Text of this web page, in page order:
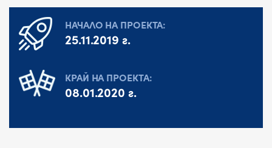
НАЧАЛО НА ПРОЕКТА:
25.11.2019 г.
КРАЙ НА ПРОЕКТА:
08.01.2020 г.